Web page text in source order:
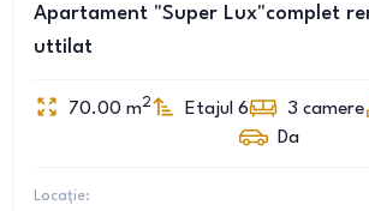
Apartament "Super Lux"complet
uttilat
70.00 m2 Etajul 6 3 camere
Da
Locație: